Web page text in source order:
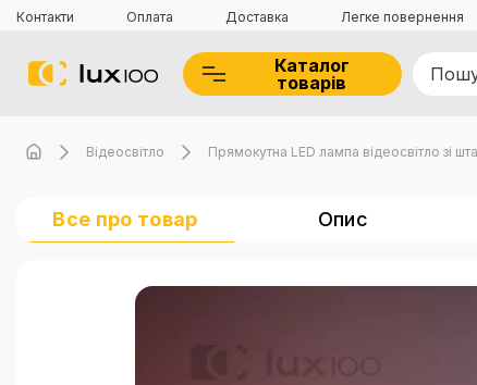
Контакти Оплата Доставка Легке повернення
Каталог
товарів
Відеосвітло Прямокутна LED лампа відеосвітло зі
Все про товар Опис